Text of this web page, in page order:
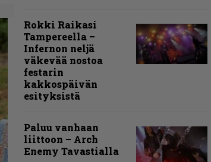
Rokki Raikasi
Tampereella –
Infernon neljä
väkevää nostoa
festarin
kakkospäivän
esityksistä
Paluu vanhaan
liittoon – Arch
Enemy Tavastialla